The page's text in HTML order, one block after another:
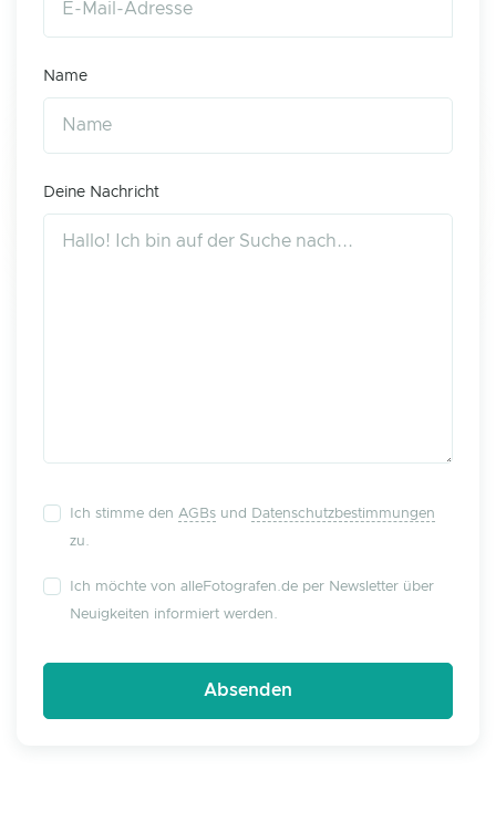
Name
Deine Nachricht
Ich stimme den AGBs und
Datenschutzbestimmungen
zu.
Ich möchte von alleFotografen.de per Newsletter über
Neuigkeiten informiert werden.